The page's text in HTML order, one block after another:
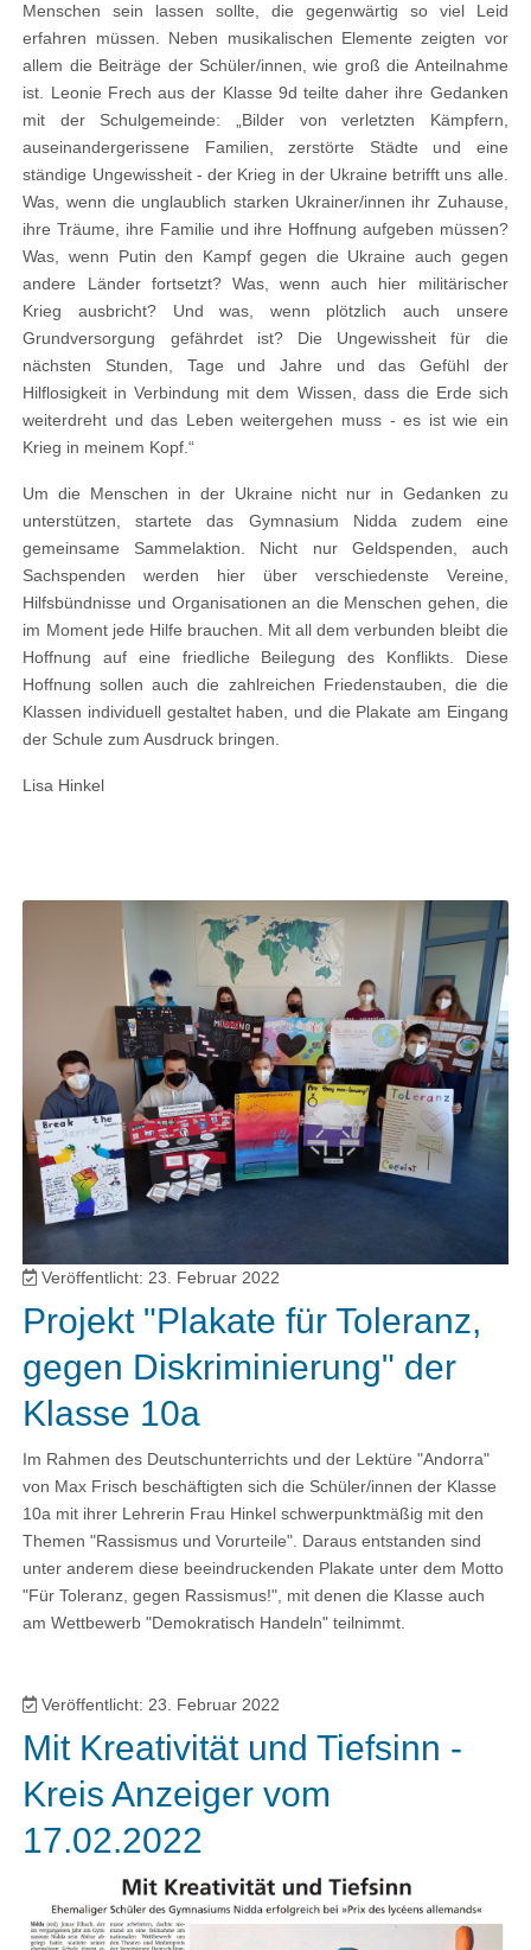
Menschen sein lassen sollte, die gegenwärtig so viel Leid
erfahren müssen. Neben musikalischen Elemente zeigten vor
allem die Beiträge der Schüler/innen, wie groß die Anteilnahme
ist. Leonie Frech aus der Klasse 9d teilte daher ihre Gedanken
mit der Schulgemeinde: „Bilder von verletzten Kämpfern,
auseinandergerissene Familien, zerstörte Städte und eine
ständige Ungewissheit - der Krieg in der Ukraine betrifft uns alle.
Was, wenn die unglaublich starken Ukrainer/innen ihr Zuhause,
ihre Träume, ihre Familie und ihre Hoffnung aufgeben müssen?
Was, wenn Putin den Kampf gegen die Ukraine auch gegen
andere Länder fortsetzt? Was, wenn auch hier militärischer
Krieg ausbricht? Und was, wenn plötzlich auch unsere
Grundversorgung gefährdet ist? Die Ungewissheit für die
nächsten Stunden, Tage und Jahre und das Gefühl der
Hilflosigkeit in Verbindung mit dem Wissen, dass die Erde sich
weiterdreht und das Leben weitergehen muss - es ist wie ein
Krieg in meinem Kopf.“
Um die Menschen in der Ukraine nicht nur in Gedanken zu
unterstützen, startete das Gymnasium Nidda zudem eine
gemeinsame Sammelaktion. Nicht nur Geldspenden, auch
Sachspenden werden hier über verschiedenste Vereine,
Hilfsbündnisse und Organisationen an die Menschen gehen, die
im Moment jede Hilfe brauchen. Mit all dem verbunden bleibt die
Hoffnung auf eine friedliche Beilegung des Konflikts. Diese
Hoffnung sollen auch die zahlreichen Friedenstauben, die die
Klassen individuell gestaltet haben, und die Plakate am Eingang
der Schule zum Ausdruck bringen.
Lisa Hinkel
Veröffentlicht: 23. Februar 2022
Projekt "Plakate für Toleranz,
gegen Diskriminierung" der
Klasse 10a
Im Rahmen des Deutschunterrichts und der Lektüre "Andorra"
von Max Frisch beschäftigten sich die Schüler/innen der Klasse
10a mit ihrer Lehrerin Frau Hinkel schwerpunktmäßig mit den
Themen "Rassismus und Vorurteile". Daraus entstanden sind
unter anderem diese beeindruckenden Plakate unter dem Motto
"Für Toleranz, gegen Rassismus!", mit denen die Klasse auch
am Wettbewerb "Demokratisch Handeln" teilnimmt.
Veröffentlicht: 23. Februar 2022
Mit Kreativität und Tiefsinn -
Kreis Anzeiger vom
17.02.2022